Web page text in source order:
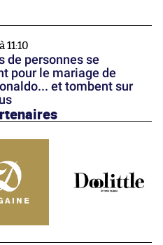
de personnes se
pour le mariage de
et tombent sur